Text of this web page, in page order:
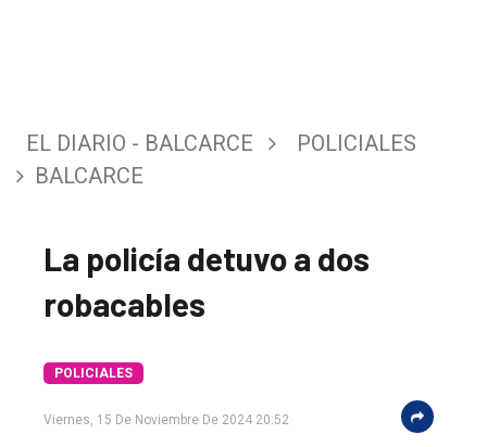
EL DIARIO - BALCARCE
POLICIALES
BALCARCE
La policía detuvo a dos
robacables
POLICIALES
Viernes, 15 De Noviembre De 2024 20:52